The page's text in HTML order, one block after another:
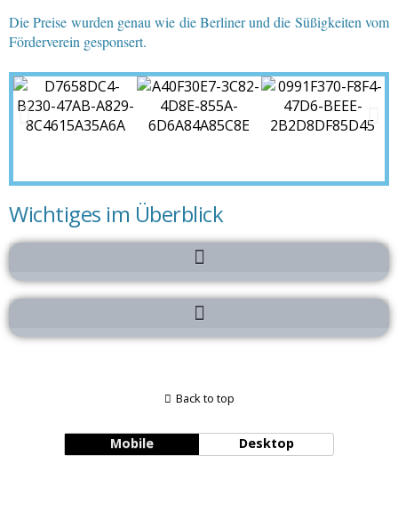
Die Preise wurden genau wie die Berliner und die Süßigkeiten vom
Förderverein gesponsert.
Wichtiges im Überblick
Back to top
Mobile Desktop